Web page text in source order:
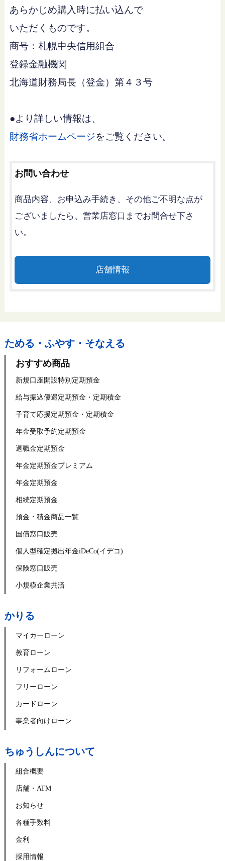
あらかじめ購入時に払い込んで
いただくものです。
商号：札幌中央信用組合
登録金融機関
北海道財務局長（登金）第４３号
●より詳しい情報は、
財務省ホームページをご覧ください。
お問い合わせ
商品内容、お申込み手続き、その他ご不明な点が
ございましたら、営業店窓口までお問合せ下さ
い。
店舗情報
ためる・ふやす・そなえる
おすすめ商品
新規口座開設特別定期預金
給与振込優遇定期預金・定期積金
子育て応援定期預金・定期積金
年金受取予約定期預金
退職金定期預金
年金定期預金プレミアム
年金定期預金
相続定期預金
預金・積金商品一覧
国債窓口販売
個人型確定拠出年金iDeCo(イデコ)
保険窓口販売
小規模企業共済
かりる
マイカーローン
教育ローン
リフォームローン
フリーローン
カードローン
事業者向けローン
ちゅうしんについて
組合概要
店舗・ATM
お知らせ
各種手数料
金利
採用情報